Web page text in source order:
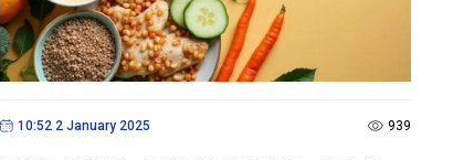
10:52 2 January 2025 939